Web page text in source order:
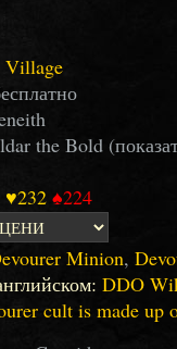
Village
the Bold
♥232 ♠224
Minion,
DDO
cult is made up